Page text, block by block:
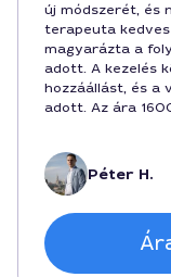
új módszerét, és
terapeuta
magyarázta a
adott. A kezelés
hozzáállást, és a
adott. Az ára
található, így
Péter H.